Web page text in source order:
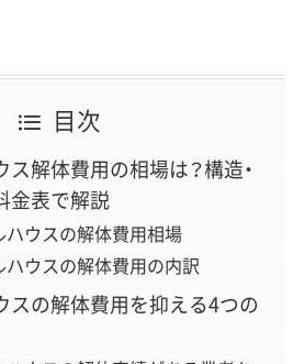
ディアでWebディレクターとして6
編集から500社以上の解体業者取材ま
らゆる工程を経験。近年は解体の前
理・解体・補助金・税制）にも取材領
い情報が届かず困っている方を助け
一個人の責任と情熱で「スッキリ解
事の編集に責任を持つ。
目次
ス解体費用の相場は？構造・
金表で解説
ハウスの解体費用相場
ハウスの解体費用の内訳
スの解体費用を抑える4つの